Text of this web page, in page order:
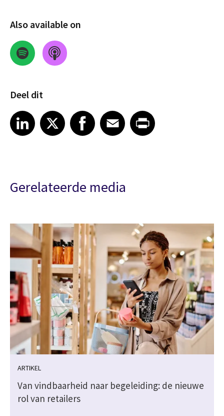
Also available on
Deel dit
Share on LinkedIn
LinkedIn
Share on X Share on FacebookFacebook
Share on EmailEmailShare on Print
Gerelateerde media
ARTIKEL
Van vindbaarheid naar begeleiding: de nieuwe
rol van retailers